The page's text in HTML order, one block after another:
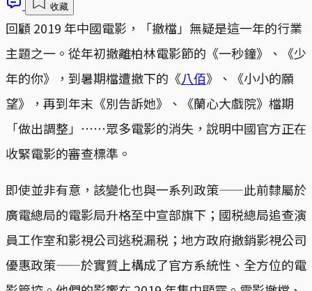
收藏
回顧 2019 年中國電影，「撤檔」無疑是這一年的行業
主題之一。從年初撤離柏林電影節的《一秒鐘》、《少
年的你》，到暑期檔遭撤下的《八佰》、《小小的願
望》，再到年末《別告訴她》、《蘭心大戲院》檔期
「做出調整」⋯⋯眾多電影的消失，說明中國官方正在
收緊電影的審查標準。
即使並非有意，該變化也與一系列政策——此前隸屬於
廣電總局的電影局升格至中宣部旗下；國税總局追查演
員工作室和影視公司逃税漏税；地方政府撤銷影視公司
優惠政策——於實質上構成了官方系統性、全方位的電